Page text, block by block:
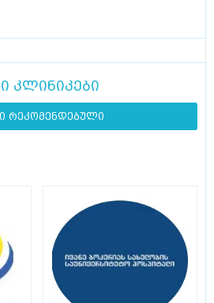
კლინიკები
რეკომენდებული